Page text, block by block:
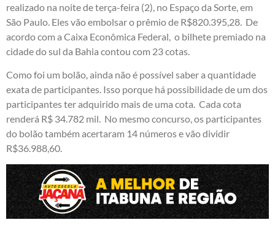
realizado na noite de terça-feira (2), no Espaço da Sorte, em
São Paulo. Eles vão embolsar o prêmio de R$820.395,28. De
acordo com a Caixa Econômica Federal, o bilhete premiado na
cidade do sul da Bahia contou com 23 cotas.
Como foi um bolão, ainda não é possível saber a quantidade
exata de participantes. Isso porque há possibilidade de um dos
participantes ter adquirido mais de uma cota. Cada cota
renderá R$ 34.782 mil. No mesmo concurso, os participantes
do bolão também acertaram 14 números e vão dividir
R$36.988,60.